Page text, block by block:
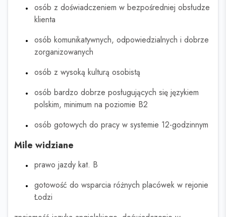
osób z doświadczeniem w bezpośredniej obsłudze
klienta
osób komunikatywnych, odpowiedzialnych i dobrze
zorganizowanych
osób z wysoką kulturą osobistą
osób bardzo dobrze posługujących się językiem
polskim, minimum na poziomie B2
osób gotowych do pracy w systemie 12-godzinnym
Mile widziane
prawo jazdy kat. B
gotowość do wsparcia różnych placówek w rejonie
Łodzi